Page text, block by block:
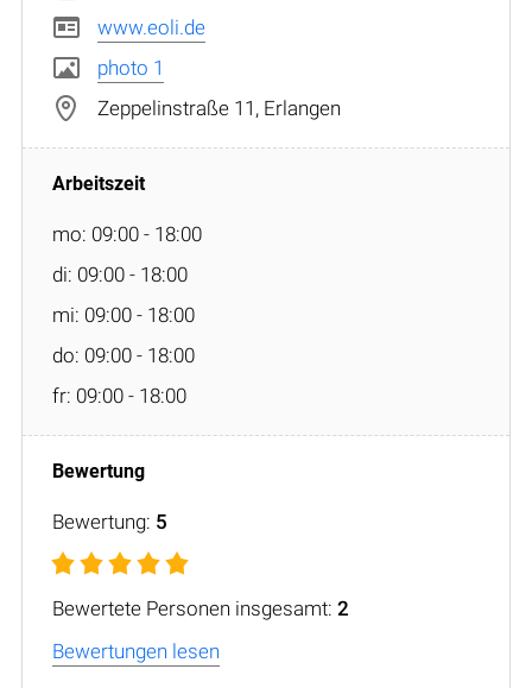
www.eoli.de
photo 1
Zeppelinstraße 11, Erlangen
mo: 09:00 - 18:00
di: 09:00 - 18:00
mi: 09:00 - 18:00
do: 09:00 - 18:00
fr: 09:00 - 18:00
Bewertung: 5
Bewertete Personen insgesamt: 2
Bewertungen lesen